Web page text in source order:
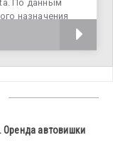
По данным
назначения
Оренда автовишки